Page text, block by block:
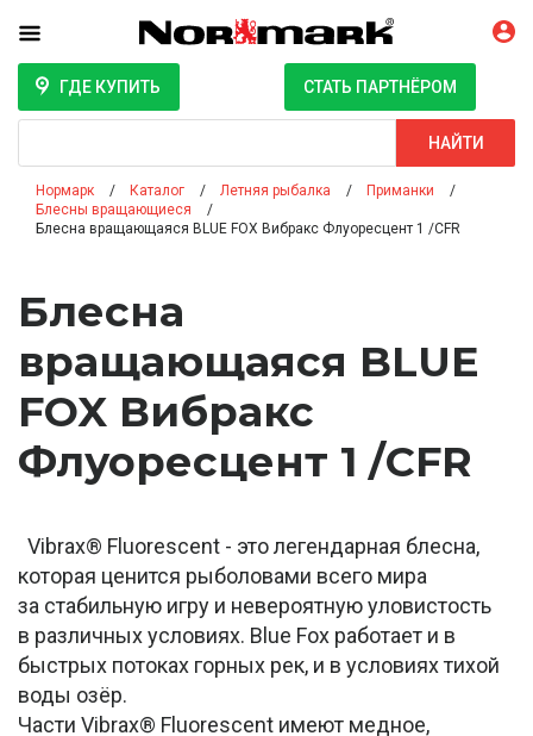
ГДЕ КУПИТЬ СТАТЬ ПАРТНЁРОМ
НАЙТИ
Нормарк Каталог Летняя рыбалка
Приманки
Блесны вращающиеся
Блесна вращающаяся BLUE FOX Вибракс Флуоресцент 1 /CFR
Блесна
вращающаяся BLUE
FOX Вибракс
Флуоресцент 1 /CFR
Vibrax® Fluorescent - это легендарная блесна,
которая ценится рыболовами всего мира
за стабильную игру и невероятную уловистость
в различных условиях. Blue Fox работает и в
быстрых потоках горных рек, и в условиях тихой
воды озёр.
Части Vibrax® Fluorescent имеют медное,